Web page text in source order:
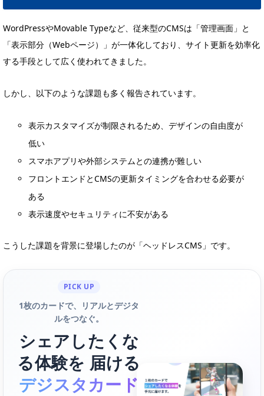
WordPressやMovable Typeなど、従来型のCMSは「管理画面」と
「表示部分（Webページ）」が一体化しており、サイト更新を効率化
する手段として広く使われてきました。
しかし、以下のような課題も多く報告されています。
表示カスタマイズが制限されるため、デザインの自由度が
低い
スマホアプリや外部システムとの連携が難しい
フロントエンドとCMSの更新タイミングを合わせる必要が
ある
表示速度やセキュリティに不安がある
こうした課題を背景に登場したのが「ヘッドレスCMS」です。
PICK UP
1枚のカードで、リアルとデジタ
ルをつなぐ。
シェアしたくな
る体験を 届ける
デジスタカード